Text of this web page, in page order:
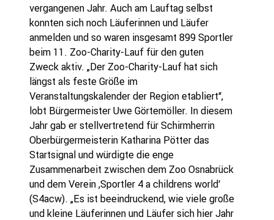
vergangenen Jahr. Auch am Lauftag selbst
konnten sich noch Läuferinnen und Läufer
anmelden und so waren insgesamt 899 Sportler
beim 11. Zoo-Charity-Lauf für den guten
Zweck aktiv. „Der Zoo-Charity-Lauf hat sich
längst als feste Größe im
Veranstaltungskalender der Region etabliert“,
lobt Bürgermeister Uwe Görtemöller. In diesem
Jahr gab er stellvertretend für Schirmherrin
Oberbürgermeisterin Katharina Pötter das
Startsignal und würdigte die enge
Zusammenarbeit zwischen dem Zoo Osnabrück
und dem Verein ‚Sportler 4 a childrens world‘
(S4acw). „Es ist beeindruckend, wie viele große
und kleine Läuferinnen und Läufer sich hier Jahr